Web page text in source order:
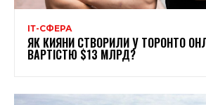
ІТ-СФЕРА
ЯК КИЯНИ СТВОРИЛИ У ТОРОНТО
ВАРТІСТЮ $13 МЛРД?